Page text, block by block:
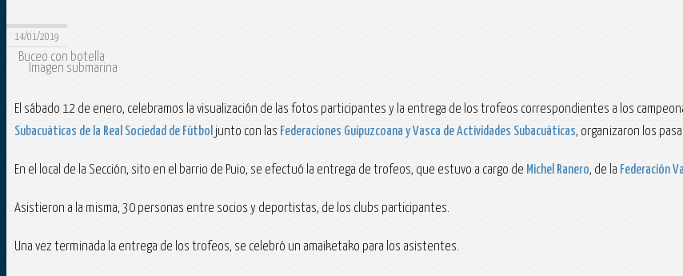
14/01/2019
Buceo con botella
Imagen submarina
El sábado 12 de enero, celebramos la visualización de las fotos participantes y la entrega de los trofeos correspondientes a los
Subacuáticas de la Real Sociedad de Fútbol junto con las Federaciones Guipuzcoana y Vasca de Actividades Subacuáticas, organizaron los
En el local de la Sección, sito en el barrio de Puio, se efectuó la entrega de trofeos, que estuvo a cargo de Michel Ranero, de la Federación
Asistieron a la misma, 30 personas entre socios y deportistas, de los clubs participantes.
Una vez terminada la entrega de los trofeos, se celebró un amaiketako para los asistentes.